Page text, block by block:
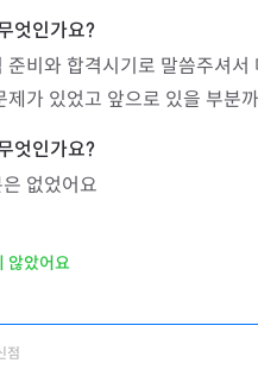
비와 합격시기로 말씀주셔서
제가 있었고 앞으로 있을 부분
없었어요
않았어요
점